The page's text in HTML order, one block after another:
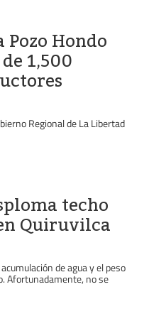
Pozo Hondo
1,500
Regional de La Libertad
techo
Quiruvilca
de agua y el peso
Afortunadamente, no se